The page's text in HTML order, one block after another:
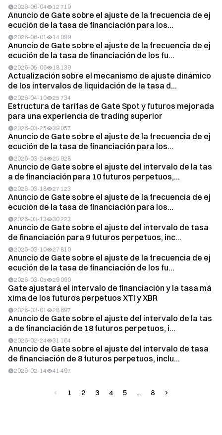
2026-06-04 12 719
Anuncio de Gate sobre el ajuste de la frecuencia de ej
ecución de la tasa de financiación para los...
2026-06-01 14 099
Anuncio de Gate sobre el ajuste de la frecuencia de ej
ecución de la tasa de financiación de los fu...
2026-05-06 18 139
Actualización sobre el mecanismo de ajuste dinámico
de los intervalos de liquidación de la tasa d...
2026-04-10 25 734
Estructura de tarifas de Gate Spot y futuros mejorada
para una experiencia de trading superior
2026-03-25 39 057
Anuncio de Gate sobre el ajuste de la frecuencia de ej
ecución de la tasa de financiación para los...
2026-03-24 25 928
Anuncio de Gate sobre el ajuste del intervalo de la tas
a de financiación para 10 futuros perpetuos,...
2026-03-18 27 123
Anuncio de Gate sobre el ajuste de la frecuencia de ej
ecución de la tasa de financiación para los...
2026-03-13 30 223
Anuncio de Gate sobre el ajuste del intervalo de tasa
de financiación para 9 futuros perpetuos, inc...
2026-03-10 27 810
Anuncio de Gate sobre el ajuste de la frecuencia de ej
ecución de la tasa de financiación de los fu...
2026-03-05 29 090
Gate ajustará el intervalo de financiación y la tasa má
xima de los futuros perpetuos XTI y XBR
2026-03-01 28 697
Anuncio de Gate sobre el ajuste del intervalo de la tas
a de financiación de 18 futuros perpetuos, i...
2026-02-24 31 164
Anuncio de Gate sobre el ajuste del intervalo de tasa
de financiación de 8 futuros perpetuos, inclu...
2026-02-14 41 497
1 2 3 4 5 8